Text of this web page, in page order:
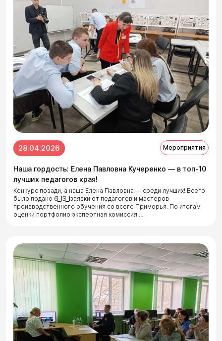
Мероприятия
28.04.2026
Наша гордость: Елена Павловна Кучеренко — в топ-10
лучших педагогов края!
Конкурс позади, а наша Елена Павловна — среди лучших! Всего
было подано 6️⃣ 3️⃣ заявки от педагогов и мастеров
производственного обучения со всего Приморья. По итогам
оценки портфолио экспертная комиссия …